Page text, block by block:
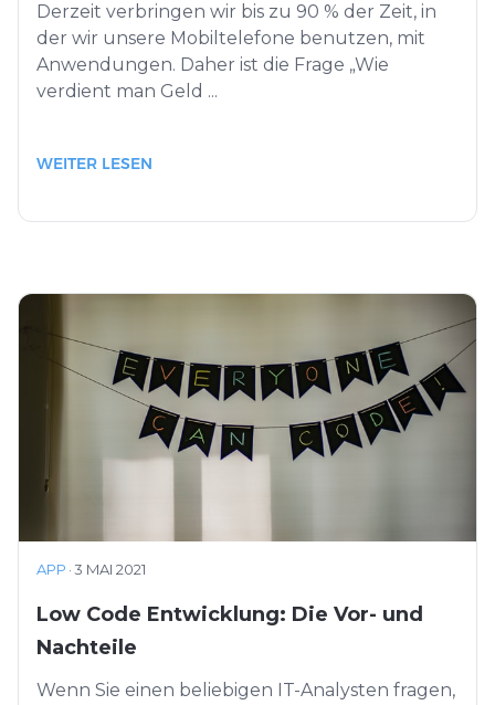
Derzeit verbringen wir bis zu 90 % der Zeit, in
der wir unsere Mobiltelefone benutzen, mit
Anwendungen. Daher ist die Frage „Wie
verdient man Geld ...
WEITER LESEN
APP ·3 MAI 2021
Low Code Entwicklung: Die Vor- und
Nachteile
Wenn Sie einen beliebigen IT-Analysten fragen,